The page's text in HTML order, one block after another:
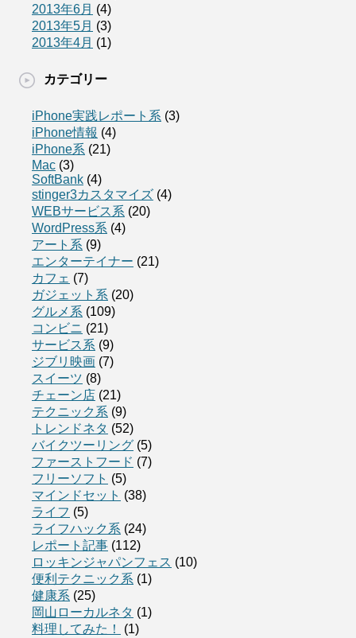
2013年6月 (4)
2013年5月 (3)
2013年4月 (1)
カテゴリー
iPhone実践レポート系 (3)
iPhone情報 (4)
iPhone系 (21)
Mac (3)
SoftBank (4)
stinger3カスタマイズ (4)
WEBサービス系 (20)
WordPress系 (4)
アート系 (9)
エンターテイナー (21)
カフェ (7)
ガジェット系 (20)
グルメ系 (109)
コンビニ (21)
サービス系 (9)
ジブリ映画 (7)
スイーツ (8)
チェーン店 (21)
テクニック系 (9)
トレンドネタ (52)
バイクツーリング (5)
ファーストフード (7)
フリーソフト (5)
マインドセット (38)
ライフ (5)
ライフハック系 (24)
レポート記事 (112)
ロッキンジャパンフェス (10)
便利テクニック系 (1)
健康系 (25)
岡山ローカルネタ (1)
料理してみた！
(1)